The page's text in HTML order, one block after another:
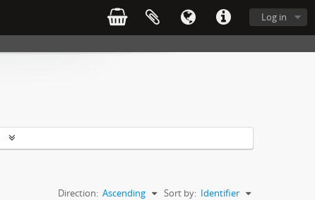
Log in
Sort by: Identifier
Direction: Ascending